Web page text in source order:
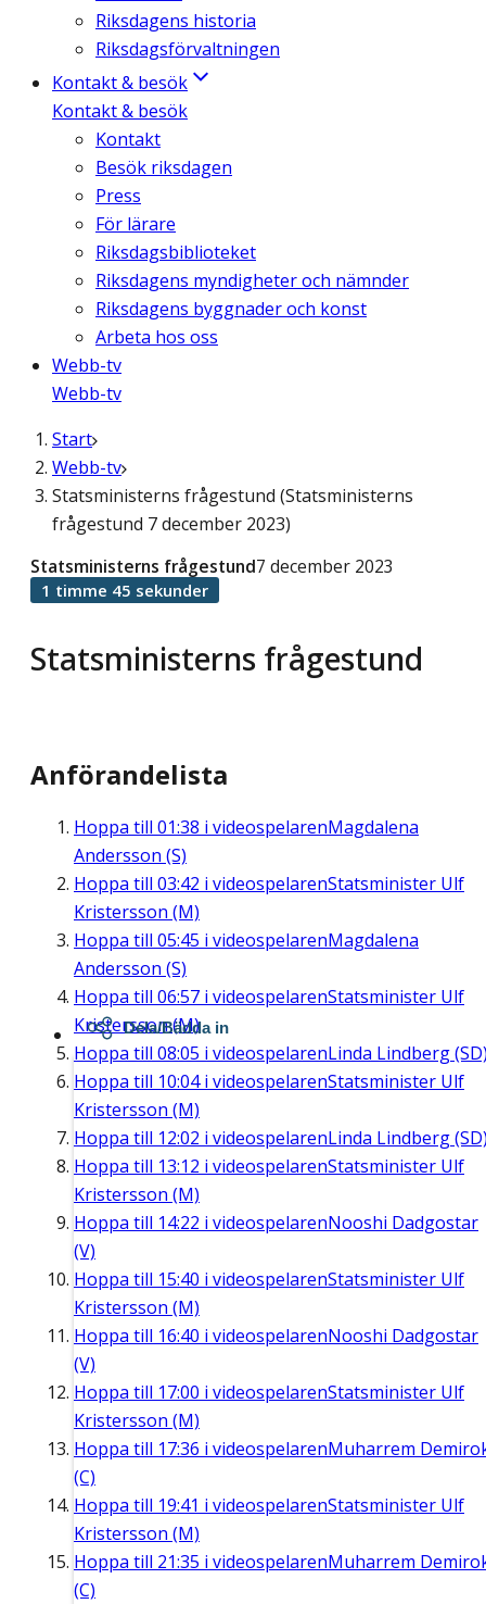
Riksdagens historia
Riksdagsförvaltningen
Kontakt & besök
Kontakt & besök
Kontakt
Besök riksdagen
Press
För lärare
Riksdagsbiblioteket
Riksdagens myndigheter och nämnder
Riksdagens byggnader och konst
Arbeta hos oss
Webb-tv
Webb-tv
Start
Webb-tv
Statsministerns frågestund (Statsministerns
frågestund 7 december 2023)
Statsministerns frågestund
Statsministerns frågestund7 december 2023
1 timme 45 sekunder
Anförandelista
Hoppa till 01:38 i videospelarenMagdalena
Andersson (S)
Hoppa till 03:42 i videospelarenStatsminister Ulf
Kristersson (M)
Hoppa till 05:45 i videospelarenMagdalena
Andersson (S)
Hoppa till 06:57 i videospelarenStatsminister Ulf
Kristersson (M)
Hoppa till 08:05 i videospelarenLinda Lindberg
Hoppa till 10:04i videospelarenStatsminister Ulf
Kristersson (M)
Hoppa till 12:02 i videospelarenLinda Lindberg
Hoppa till 13:12 i videospelarenStatsminister Ulf
Kristersson (M)
Hoppa till 14:22 i videospelarenNooshi Dadgostar
(V)
Hoppa till 15:40 i videospelarenStatsminister Ulf
Kristersson (M)
Hoppa till 16:40 i videospelarenNooshi Dadgostar
(V)
Hoppa till 17:00 i videospelarenStatsminister Ulf
Kristersson (M)
Hoppa till 17:36 i videospelarenMuharrem
(C)
Hoppa till 19:41 i videospelarenStatsminister Ulf
Kristersson (M)
Hoppa till 21:35 i videospelarenMuharrem
(C)
Dela/Bädda in